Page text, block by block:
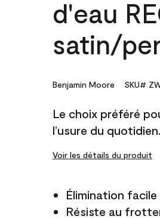
d'eau
satin/
Benjamin Moore SKU#
Le choix préféré
l’usure du quotidien.
Voir les détails du produit
Élimination
Résiste au